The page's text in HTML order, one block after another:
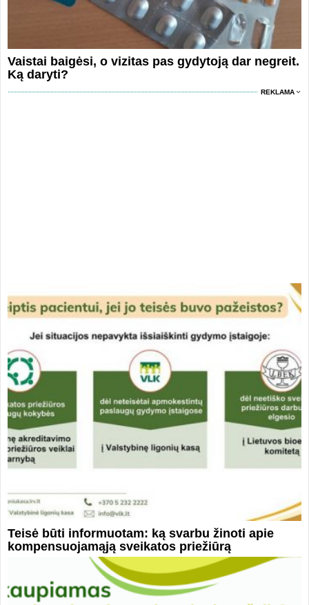
Vaistai baigėsi, o vizitas pas gydytoją dar negreit.
Ką daryti?
REKLAMA
Teisė būti informuotam: ką svarbu žinoti apie
kompensuojamąją sveikatos priežiūrą